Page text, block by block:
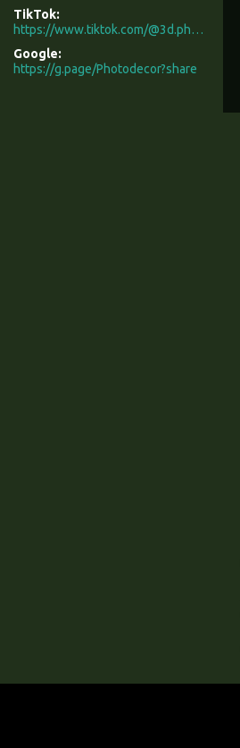
TikTok
https://www.tiktok.com/@3d.photodecor?is_from_webapp=1&sender_device=pc
Google
https://g.page/Photodecor?share